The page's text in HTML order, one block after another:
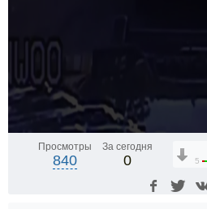
Просмотры
840
За сегодня
0 5